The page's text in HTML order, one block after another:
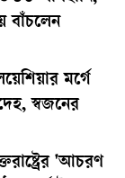
বাঁচলেন
মর্গে
স্বজনের
'আচরণ